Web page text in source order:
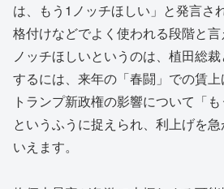
は、もう1ノッチほしい」と発言さ
格付けなどでよく使われる段階と
ノッチほしいというのは、植田総
するには、来年の「春闘」での賃上
トランプ新政権の影響について「
というふうに捉えられ、利上げを
いえます。